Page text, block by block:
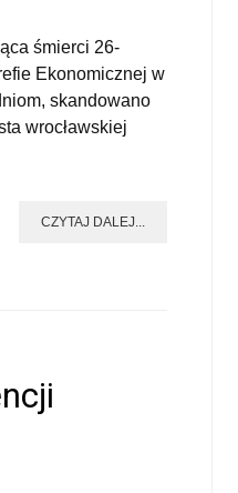
śmierci 26-
Ekonomicznej w
skandowano
wrocławskiej
CZYTAJ DALEJ...